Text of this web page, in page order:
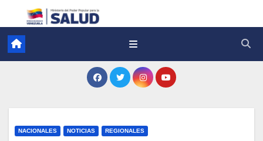
NACIONALES NOTICIAS REGIONALES